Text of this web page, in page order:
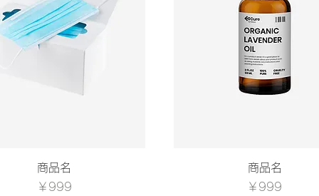
クイックビュー
商品名
価格
￥999
クイックビュー
商品名
価格
￥999